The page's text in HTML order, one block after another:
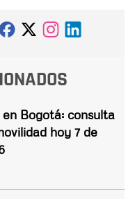
en Bogotá: consulta
hoy 7 de